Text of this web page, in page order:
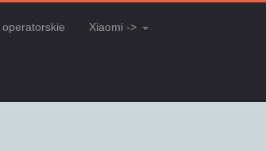
operatorskie Xiaomi ->